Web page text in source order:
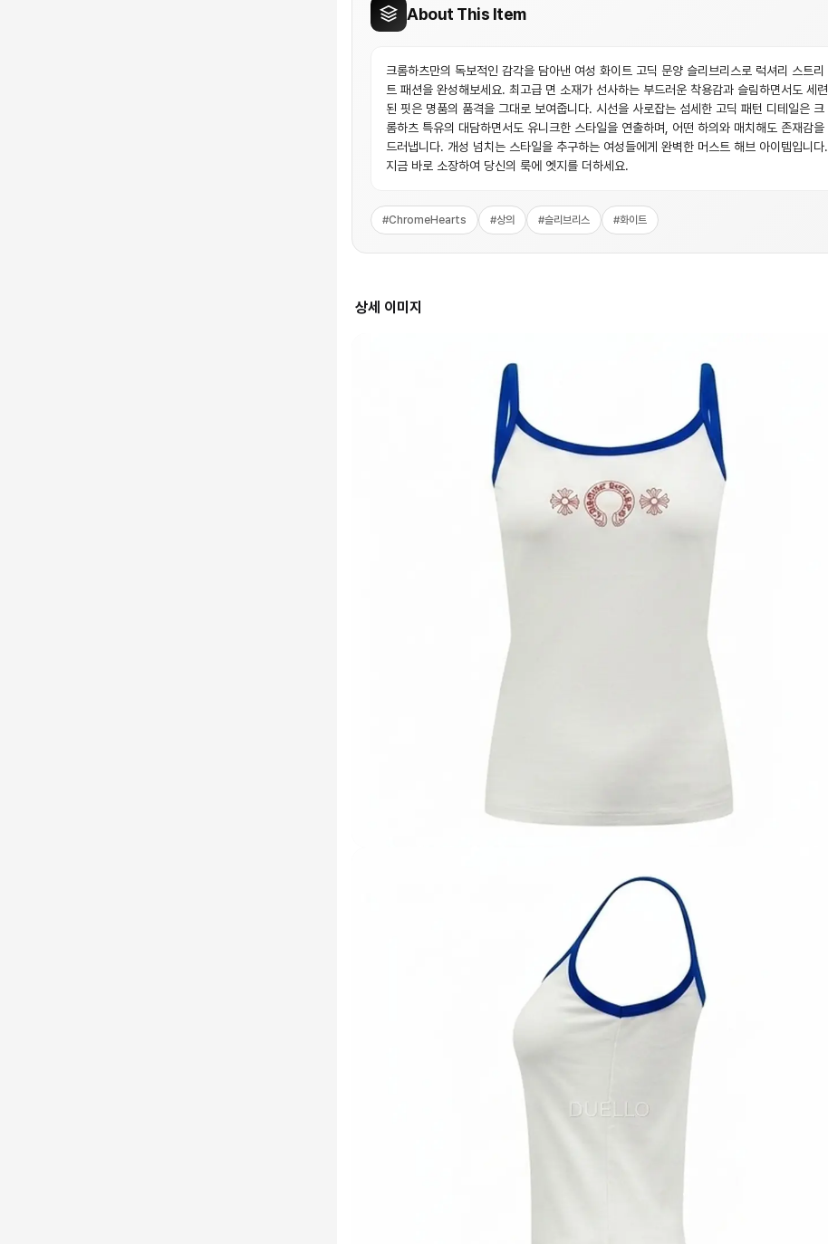
About This Item
크롬하츠만의 독보적인 감각을 담아낸 여성 화이트 고딕 문양 슬리브리스로 럭셔리 스트리
트 패션을 완성해보세요. 최고급 면 소재가 선사하는 부드러운 착용감과 슬림하면서도 세련
된 핏은 명품의 품격을 그대로 보여줍니다. 시선을 사로잡는 섬세한 고딕 패턴 디테일은 크
롬하츠 특유의 대담하면서도 유니크한 스타일을 연출하며, 어떤 하의와 매치해도 존재감을
드러냅니다. 개성 넘치는 스타일을 추구하는 여성들에게 완벽한 머스트 해브 아이템입니다.
지금 바로 소장하여 당신의 룩에 엣지를 더하세요.
#ChromeHearts #상의 #슬리브리스 #화이트
상세 이미지